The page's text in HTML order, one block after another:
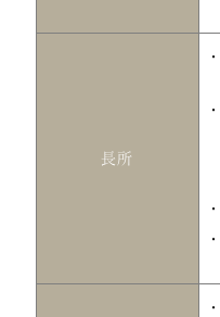
長所